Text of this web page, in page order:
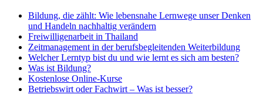
Bildung, die zählt: Wie lebensnahe Lernwege unser Denken
und Handeln nachhaltig verändern
Freiwilligenarbeit in Thailand
Zeitmanagement in der berufsbegleitenden Weiterbildung
Welcher Lerntyp bist du und wie lernt es sich am besten?
Was ist Bildung?
Kostenlose Online-Kurse
Betriebswirt oder Fachwirt – Was ist besser?